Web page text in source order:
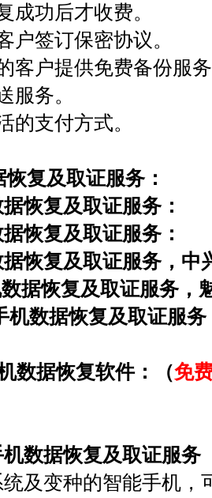
功后才收费。
签订保密协议。
客户提供免费备份服
务。
支付方式。
复及取证服务：
恢复及取证服务：
恢复及取证服务：
恢复及取证服务，中
据恢复及取证服务，
机数据恢复及取证服
据恢复软件：（免
数据恢复及取证服务
及变种的智能手机，